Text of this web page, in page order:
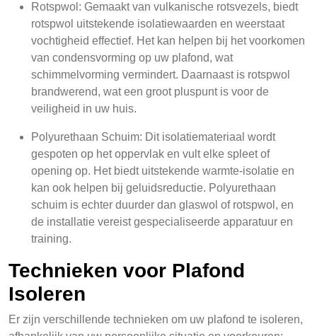
Rotspwol: Gemaakt van vulkanische rotsvezels, biedt
rotspwol uitstekende isolatiewaarden en weerstaat
vochtigheid effectief. Het kan helpen bij het voorkomen
van condensvorming op uw plafond, wat
schimmelvorming vermindert. Daarnaast is rotspwol
brandwerend, wat een groot pluspunt is voor de
veiligheid in uw huis.
Polyurethaan Schuim: Dit isolatiemateriaal wordt
gespoten op het oppervlak en vult elke spleet of
opening op. Het biedt uitstekende warmte-isolatie en
kan ook helpen bij geluidsreductie. Polyurethaan
schuim is echter duurder dan glaswol of rotspwol, en
de installatie vereist gespecialiseerde apparatuur en
training.
Technieken voor Plafond
Isoleren
Er zijn verschillende technieken om uw plafond te isoleren,